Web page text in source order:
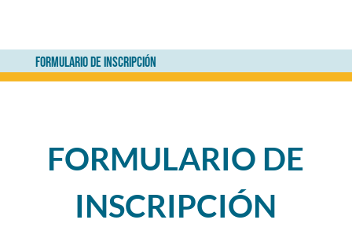
FORMULARIO DE INSCRIPCIÓN
FORMULARIO DE
INSCRIPCIÓN